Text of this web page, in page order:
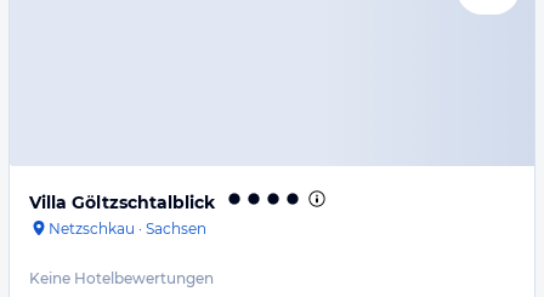
Villa Göltzschtalblick
Netzschkau · Sachsen
Keine Hotelbewertungen